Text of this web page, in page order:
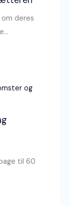
deres
til 60